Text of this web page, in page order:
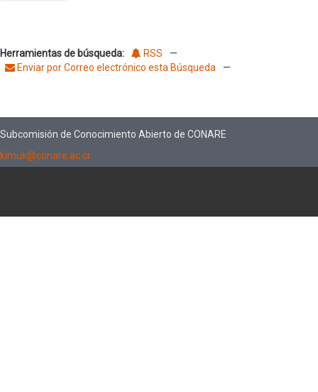
Herramientas de búsqueda: RSS
—
Enviar por Correo electrónico esta Búsqueda
—
Subcomisión de Conocimiento Abierto de CONARE
kimuk@conare.ac.cr